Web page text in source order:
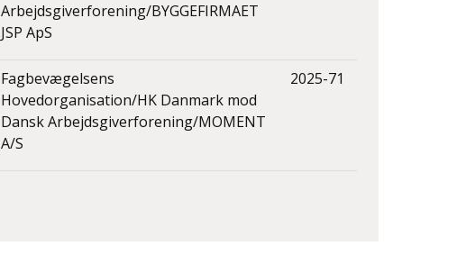
Arbejdsgiverforening/BYGGEFIRMAET
JSP ApS
Fagbevægelsens
Hovedorganisation/HK Danmark mod
Dansk Arbejdsgiverforening/MOMENT
A/S
2025-71